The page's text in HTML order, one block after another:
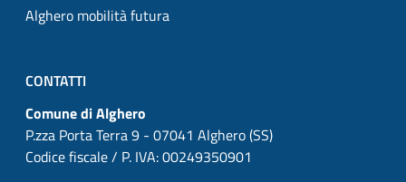
Alghero mobilità futura
CONTATTI
Comune di Alghero
P.zza Porta Terra 9 - 07041 Alghero (SS)
Codice fiscale / P. IVA: 00249350901